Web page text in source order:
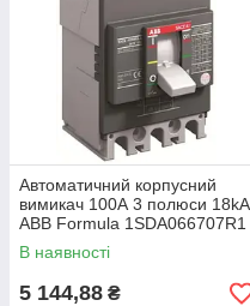
Автоматичний корпусний
вимикач 100А 3 полюси 18kA
ABB Formula 1SDA066707R1
В наявності
5 144,88 ₴